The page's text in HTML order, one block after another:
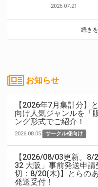
2026.07.21
続き
お知らせ
【2026年7月集計分】
向け人気ジャンルを「
ング形式でご紹介！
2026.08.05 サークル様向け
【2026/08/03更新。8/
32 大阪」事前発送申
切：8/20(木)】とらの
発送受付！